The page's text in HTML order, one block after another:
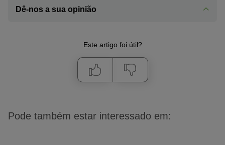
Dê-nos a sua opinião
Este artigo foi útil?
Pode também estar interessado em: